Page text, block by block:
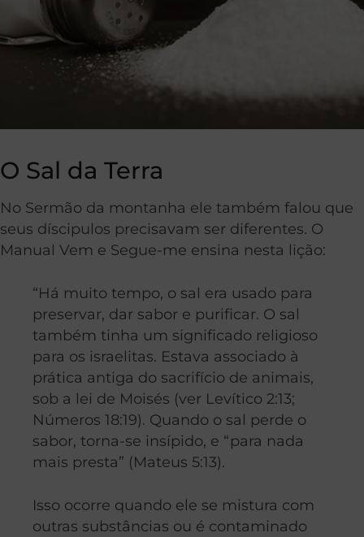
O Sal da Terra
No Sermão da montanha ele também falou que
seus díscipulos precisavam ser diferentes. O
Manual Vem e Segue-me ensina nesta lição:
“Há muito tempo, o sal era usado para
preservar, dar sabor e purificar. O sal
também tinha um significado religioso
para os israelitas. Estava associado à
prática antiga do sacrifício de animais,
sob a lei de Moisés (ver Levítico 2:13;
Números 18:19). Quando o sal perde o
sabor, torna-se insípido, e “para nada
mais presta” (Mateus 5:13).
Isso ocorre quando ele se mistura com
outras substâncias ou é contaminado